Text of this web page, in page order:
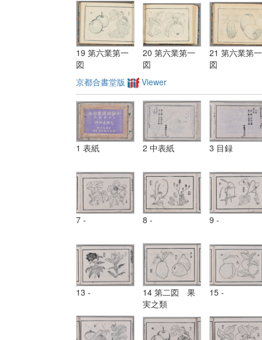
19 第六業第一
図
20 第六業第一
図
21 第六業第一
図
京都合書堂版
Viewer
1 表紙 2 中表紙 3 目録
7 - 8 - 9 -
13 -
14 第二図 果
実之類
15 -